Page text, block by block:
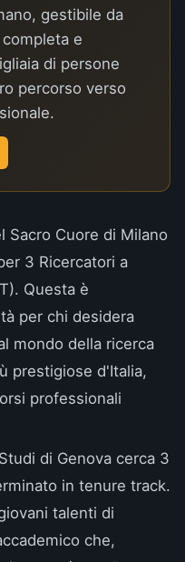
gestibile da
e
di persone
percorso verso
Sacro Cuore di Milano
3 Ricercatori a
Questa è
per chi desidera
mondo della ricerca
prestigiose d'Italia,
professionali
di Genova cerca 3
in tenure track.
talenti di
che,